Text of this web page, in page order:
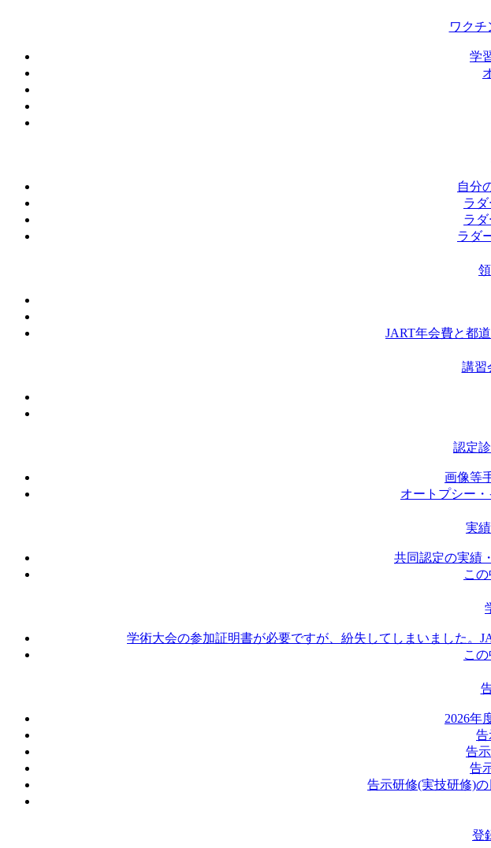
ワクチ
学
自分
ラ
ラ
ラダ
JART年会費と都
講習
認定
画像等
オートプシー
実
共同認定の実績
こ
学術大会の参加証明書が必要ですが、紛失してしまいました。
こ
2026年
告
告
告
告示研修(実技研修)
登